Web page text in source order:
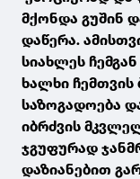
მქონდა გუშინ
დაწერა.
სიახლეს
ხალხი ჩემთვის
საზოგადოება
იბრძვის
ჯგუფურად
დაზიანებით